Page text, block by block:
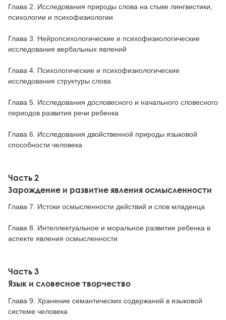
Глава 2. Исследования природы слова на стыке лингвистики,
психологии и психофизиологии
Глава 3. Нейропсихологические и психофизиологические
исследования вербальных явлений
Глава 4. Психологические и психофизиологические
исследования структуры слова
Глава 5. Исследования дословесного и начального словесного
периодов развития речи ребенка
Глава 6. Исследования двойственной природы языковой
способности человека
Часть 2
Зарождение и развитие явления осмысленности
Глава 7. Истоки осмысленности действий и слов младенца
Глава 8. Интеллектуальное и моральное развитие ребенка в
аспекте явления осмысленности
Часть 3
Язык и словесное творчество
Глава 9. Хранение семантических содержаний в языковой
системе человека